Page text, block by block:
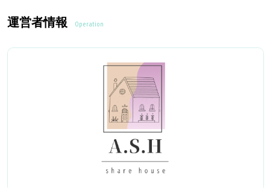
運営者情報 Operation